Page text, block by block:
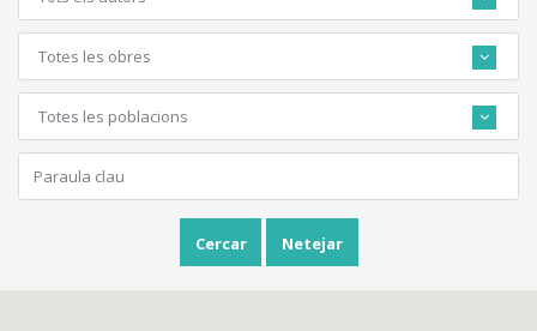
Totes les obres
Totes les poblacions
Cercar Netejar